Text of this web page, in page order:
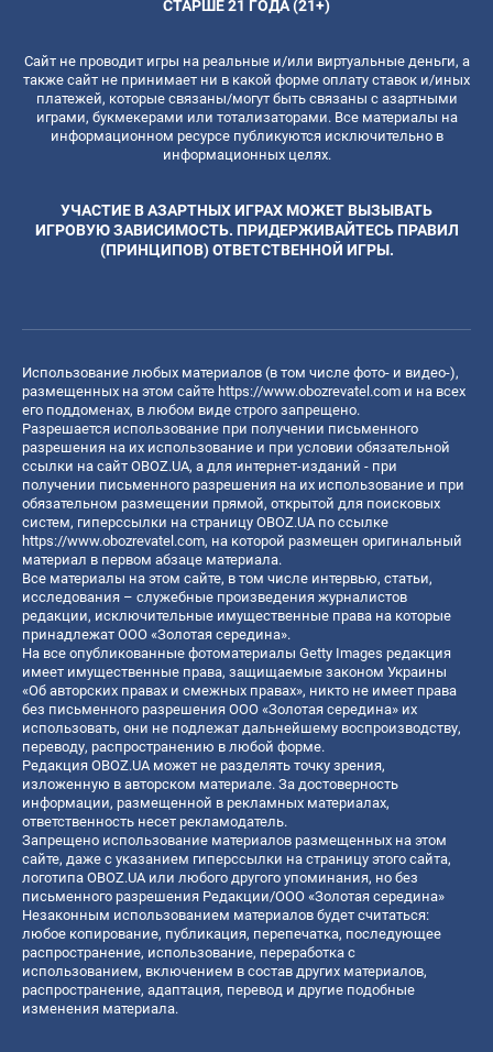
СТАРШЕ 21 ГОДА (21+)
Сайт не проводит игры на реальные и/или виртуальные деньги, а
также сайт не принимает ни в какой форме оплату ставок и/иных
платежей, которые связаны/могут быть связаны с азартными
играми, букмекерами или тотализаторами. Все материалы на
информационном ресурсе публикуются исключительно в
информационных целях.
УЧАСТИЕ В АЗАРТНЫХ ИГРАХ МОЖЕТ ВЫЗЫВАТЬ
ИГРОВУЮ ЗАВИСИМОСТЬ. ПРИДЕРЖИВАЙТЕСЬ ПРАВИЛ
(ПРИНЦИПОВ) ОТВЕТСТВЕННОЙ ИГРЫ.
Использование любых материалов (в том числе фото- и видео-),
размещенных на этом сайте https://www.obozrevatel.com и на всех
его поддоменах, в любом виде строго запрещено.
Разрешается использование при получении письменного
разрешения на их использование и при условии обязательной
ссылки на сайт OBOZ.UA, а для интернет-изданий - при
получении письменного разрешения на их использование и при
обязательном размещении прямой, открытой для поисковых
систем, гиперссылки на страницу OBOZ.UA по ссылке
https://www.obozrevatel.com, на которой размещен оригинальный
материал в первом абзаце материала.
Все материалы на этом сайте, в том числе интервью, статьи,
исследования – служебные произведения журналистов
редакции, исключительные имущественные права на которые
принадлежат ООО «Золотая середина».
На все опубликованные фотоматериалы Getty Images редакция
имеет имущественные права, защищаемые законом Украины
«Об авторских правах и смежных правах», никто не имеет права
без письменного разрешения ООО «Золотая середина» их
использовать, они не подлежат дальнейшему воспроизводству,
переводу, распространению в любой форме.
Редакция OBOZ.UA может не разделять точку зрения,
изложенную в авторском материале. За достоверность
информации, размещенной в рекламных материалах,
ответственность несет рекламодатель.
Запрещено использование материалов размещенных на этом
сайте, даже с указанием гиперссылки на страницу этого сайта,
логотипа OBOZ.UA или любого другого упоминания, но без
письменного разрешения Редакции/ООО «Золотая середина»
Незаконным использованием материалов будет считаться:
любое копирование, публикация, перепечатка, последующее
распространение, использование, переработка с
использованием, включением в состав других материалов,
распространение, адаптация, перевод и другие подобные
изменения материала.